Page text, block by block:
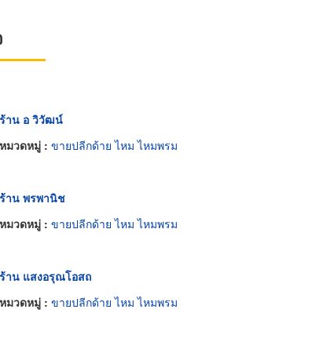
ร้าน อ วิวัฒน์
หมวดหมู่ : ขายปลีกด้าย ไหม ไหมพรม
ร้าน พรพานิช
หมวดหมู่ : ขายปลีกด้าย ไหม ไหมพรม
ร้าน แสงอรุณโอสถ
หมวดหมู่ : ขายปลีกด้าย ไหม ไหมพรม